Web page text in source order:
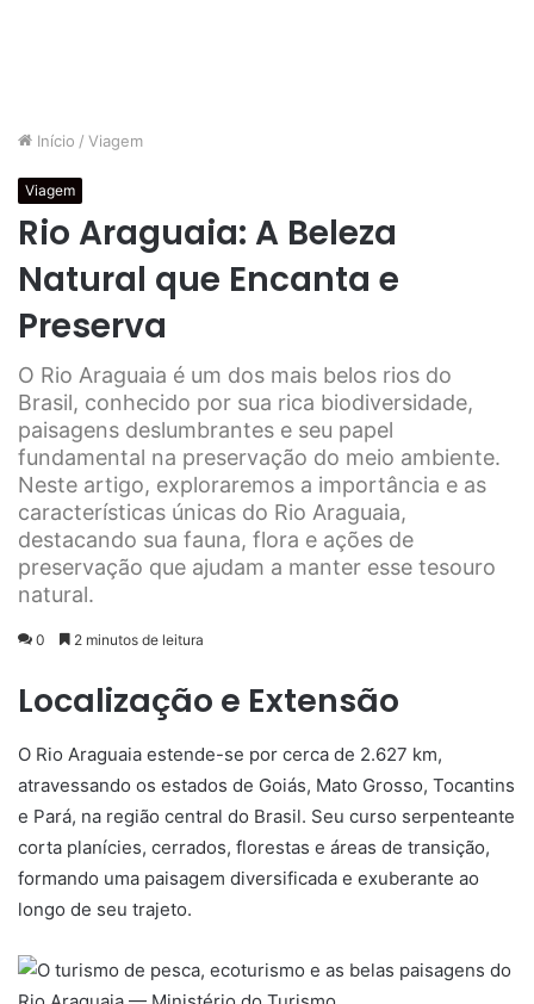
Início / Viagem
Viagem
Rio Araguaia: A Beleza
Natural que Encanta e
Preserva
O Rio Araguaia é um dos mais belos rios do
Brasil, conhecido por sua rica biodiversidade,
paisagens deslumbrantes e seu papel
fundamental na preservação do meio ambiente.
Neste artigo, exploraremos a importância e as
características únicas do Rio Araguaia,
destacando sua fauna, flora e ações de
preservação que ajudam a manter esse tesouro
natural.
0 2 minutos de leitura
Localização e Extensão
O Rio Araguaia estende-se por cerca de 2.627 km,
atravessando os estados de Goiás, Mato Grosso, Tocantins
e Pará, na região central do Brasil. Seu curso serpenteante
corta planícies, cerrados, florestas e áreas de transição,
formando uma paisagem diversificada e exuberante ao
longo de seu trajeto.